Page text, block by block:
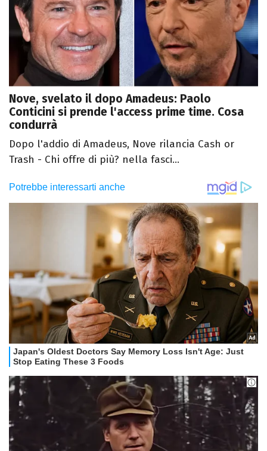
Nove, svelato il dopo Amadeus: Paolo
Conticini si prende l'access prime time. Cosa
condurrà
Dopo l'addio di Amadeus, Nove rilancia Cash or
Trash - Chi offre di più? nella fasci...